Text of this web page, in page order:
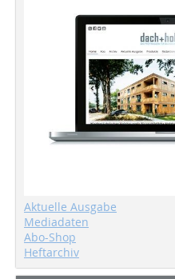
Aktuelle Ausgabe
Mediadaten
Abo-Shop
Heftarchiv